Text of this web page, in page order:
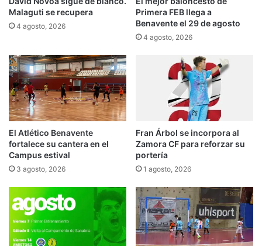
Malaguti se recupera
4 agosto, 2026
Primera FEB llega a
Benavente el 29 de agosto
4 agosto, 2026
El Atlético Benavente
fortalece su cantera en el
Campus estival
3 agosto, 2026
Fran Árbol se incorpora al
Zamora CF para reforzar su
portería
1 agosto, 2026